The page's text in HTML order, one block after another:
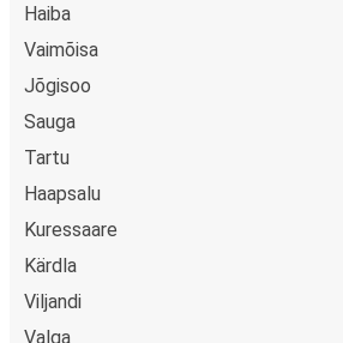
Haiba
Vaimõisa
Jõgisoo
Sauga
Tartu
Haapsalu
Kuressaare
Kärdla
Viljandi
Valga